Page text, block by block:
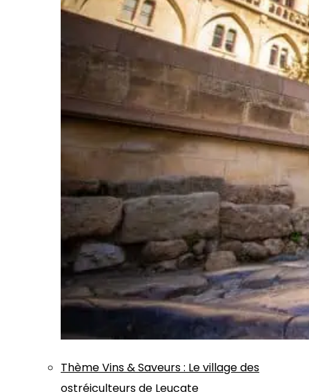
ThèmeVins & Saveurs: Le village des
ostréiculteurs de Leucate